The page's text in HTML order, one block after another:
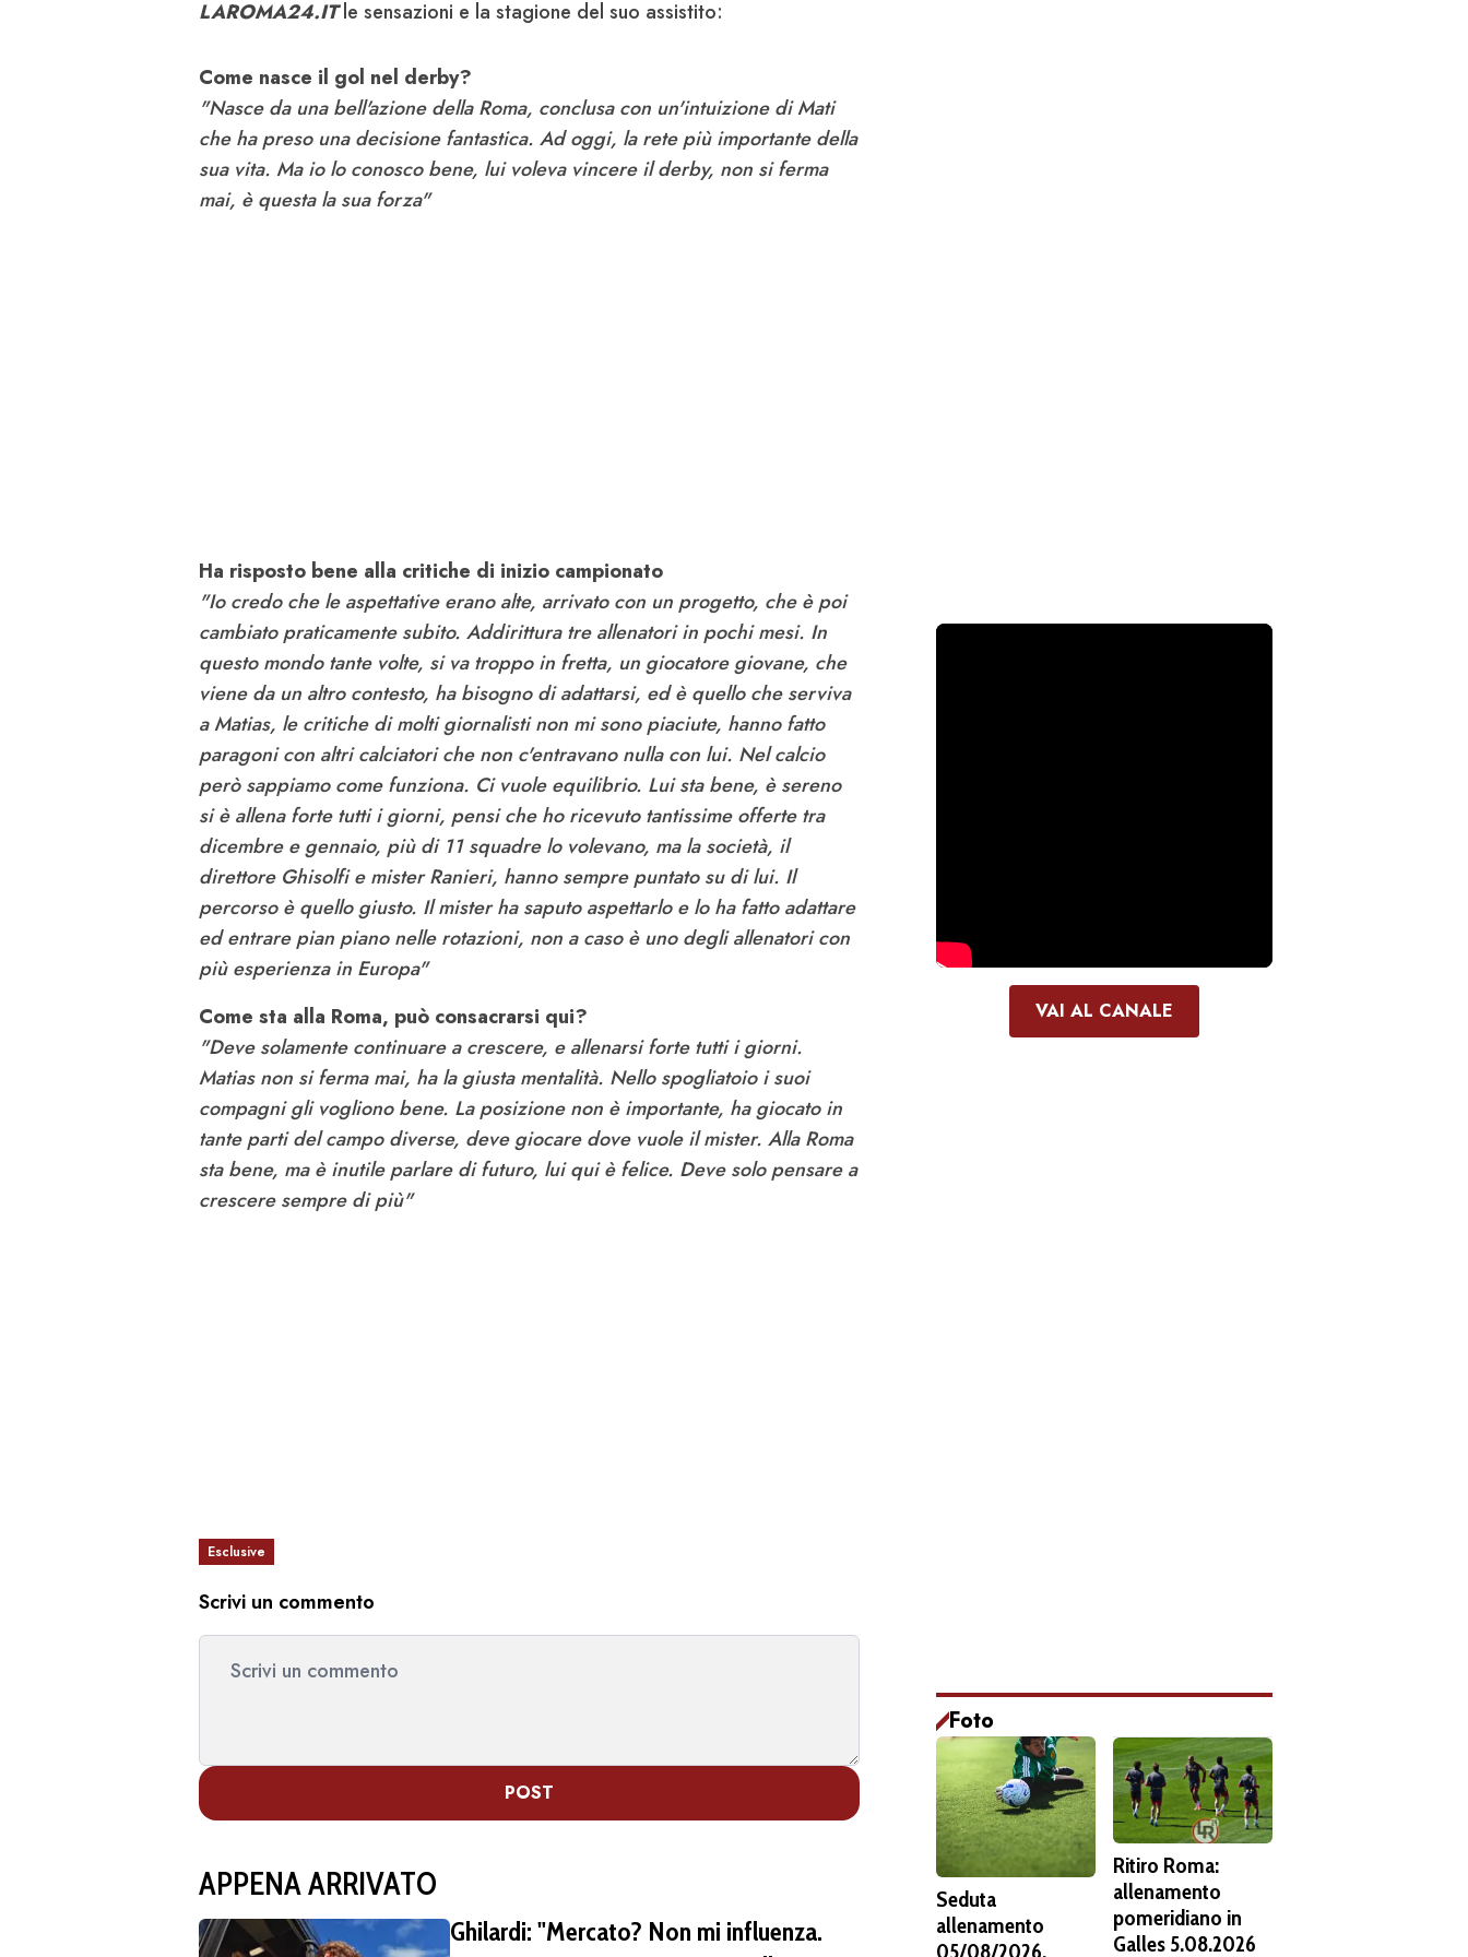
LAROMA24.ITle sensazioni e la stagione del suo assistito:
Come nasce il gol nel derby?
"Nasce da una bell'azione della Roma, conclusa con un'intuizione di Mati
che ha preso una decisione fantastica. Ad oggi, la rete più importante della
sua vita. Ma io lo conosco bene, lui voleva vincere il derby, non si ferma
mai, è questa la sua forza"
Ha risposto bene alla critiche di inizio campionato
"Io credo che le aspettative erano alte, arrivato con un progetto, che è poi
cambiato praticamente subito. Addirittura tre allenatori in pochi mesi. In
questo mondo tante volte, si va troppo in fretta, un giocatore giovane, che
viene da un altro contesto, ha bisogno di adattarsi, ed è quello che serviva
a Matias, le critiche di molti giornalisti non mi sono piaciute, hanno fatto
paragoni con altri calciatori che non c'entravano nulla con lui. Nel calcio
però sappiamo come funziona. Ci vuole equilibrio. Lui sta bene, è sereno
si è allena forte tutti i giorni, pensi che ho ricevuto tantissime offerte tra
dicembre e gennaio, più di 11 squadre lo volevano, ma la società, il
direttore Ghisolfi e mister Ranieri, hanno sempre puntato su di lui. Il
percorso è quello giusto. Il mister ha saputo aspettarlo e lo ha fatto adattare
ed entrare pian piano nelle rotazioni, non a caso è uno degli allenatori con
più esperienza in Europa"
Come sta alla Roma, può consacrarsi qui?
"Deve solamente continuare a crescere, e allenarsi forte tutti i giorni.
Matias non si ferma mai, ha la giusta mentalità. Nello spogliatoio i suoi
compagni gli vogliono bene. La posizione non è importante, ha giocato in
tante parti del campo diverse, deve giocare dove vuole il mister. Alla Roma
sta bene, ma è inutile parlare di futuro, lui qui è felice. Deve solo pensare a
crescere sempre di più"
Esclusive
Scrivi un commento
POST
APPENA ARRIVATO
Ghilardi: "Mercato? Non mi influenza.
VAI AL CANALE
Foto
Seduta
allenamento
Ritiro Roma:
allenamento
pomeridiano in
Galles 5.08.2026